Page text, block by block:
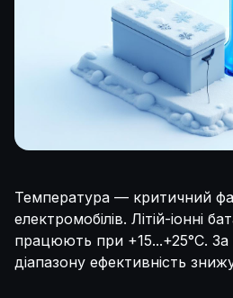
Температура — критичний
електромобілів. Літій-іонні
працюють при +15...+25°C.
діапазону ефективність